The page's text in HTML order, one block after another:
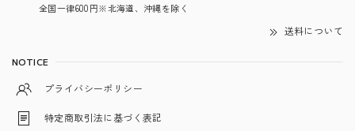
全国一律600円※北海道、沖縄を除く
送料について
NOTICE
プライバシーポリシー
特定商取引法に基づく表記